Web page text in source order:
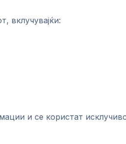
вклучувајќи:
и се користат